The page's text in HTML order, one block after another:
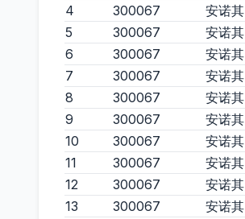
4
300067 安诺其
5
300067 安诺其
6
300067 安诺其
7
300067 安诺其
8
300067 安诺其
9
300067 安诺其
10
300067 安诺其
11
300067 安诺其
12
300067 安诺其
13
300067 安诺其